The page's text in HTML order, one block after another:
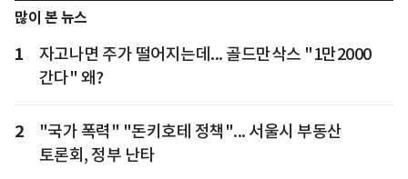
많이 본 뉴스
1
자고나면 주가 떨어지는데... 골드만삭스 "1만2000
간다" 왜?
2
"국가 폭력" "돈키호테 정책"... 서울시 부동산
토론회, 정부 난타